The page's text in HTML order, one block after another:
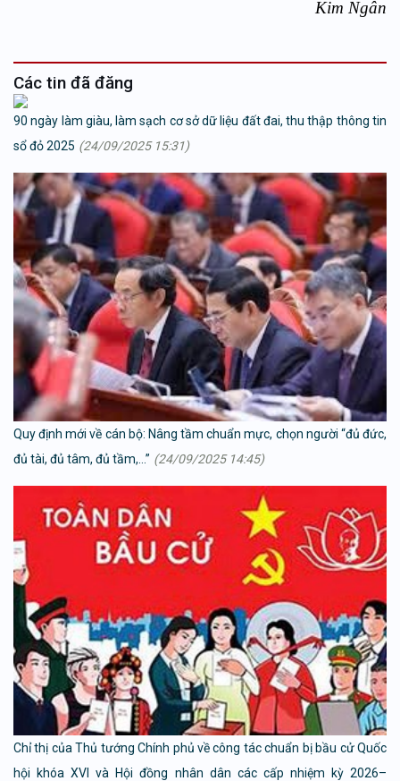
Kim Ngân
Các tin đã đăng
90 ngày làm giàu, làm sạch cơ sở dữ liệu đất đai, thu thập thông tin
sổ đỏ 2025 (24/09/2025 15:31)
Quy định mới về cán bộ: Nâng tầm chuẩn mực, chọn người “đủ đức,
đủ tài, đủ tâm, đủ tầm,…” (24/09/2025 14:45)
Chỉ thị của Thủ tướng Chính phủ về công tác chuẩn bị bầu cử Quốc
hội khóa XVI và Hội đồng nhân dân các cấp nhiệm kỳ 2026–